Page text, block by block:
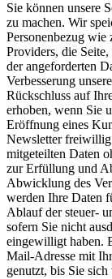
Sie können unsere
zu machen. Wir
Personenbezug wie
Providers, die
der angeforderten
Verbesserung
Rückschluss auf
erhoben, wenn Sie
Eröffnung eines
Newsletter
mitgeteilten Daten
zur Erfüllung und
Abwicklung des
werden Ihre Daten
Ablauf der steuer-
sofern Sie nicht
eingewilligt haben.
Mail-Adresse mit
genutzt, bis Sie